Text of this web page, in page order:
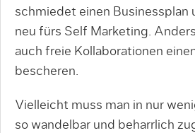
schmiedet einen Businessplan
neu fürs Self Marketing.
auch freie Kollaborationen
bescheren.
Vielleicht muss man in nur
so wandelbar und beharrlich